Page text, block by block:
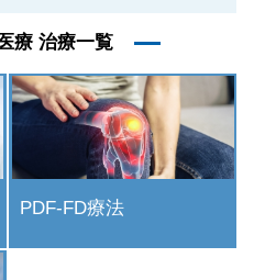
療 治療一覧
PDF-FD療法